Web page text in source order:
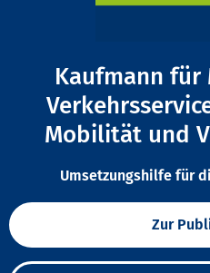
Kaufmann
Mobilität und
Umsetzungshilfe für
Zur